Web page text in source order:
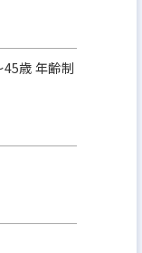
歳 年齢制